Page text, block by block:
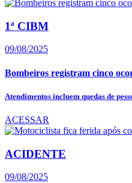
1ª CIBM
09/08/2025
Bombeiros registram cinco
Atendimentos incluem quedas de
ACESSAR
ACIDENTE
09/08/2025